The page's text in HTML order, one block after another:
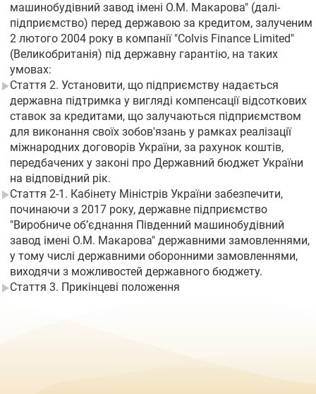
машинобудівний завод імені О.М. Макарова" (далі-
підприємство) перед державою за кредитом, залученим
2 лютого 2004 року в компанії "Colvis Finance Limited"
(Великобританія) під державну гарантію, на таких
умовах:
Стаття 2. Установити, що підприємству надається
державна підтримка у вигляді компенсації відсоткових
ставок за кредитами, що залучаються підприємством
для виконання своїх зобов'язань у рамках реалізації
міжнародних договорів України, за рахунок коштів,
передбачених у законі про Державний бюджет України
на відповідний рік.
Стаття 2-1. Кабінету Міністрів України забезпечити,
починаючи з 2017 року, державне підприємство
"Виробниче об’єднання Південний машинобудівний
завод імені О.М. Макарова" державними замовленнями,
у тому числі державними оборонними замовленнями,
виходячи з можливостей державного бюджету.
Стаття 3. Прикінцеві положення